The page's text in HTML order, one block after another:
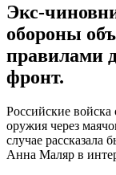
Экс-
обороны
правилами
фронт.
Российские
оружия через
случае рассказала
Анна Маляр в